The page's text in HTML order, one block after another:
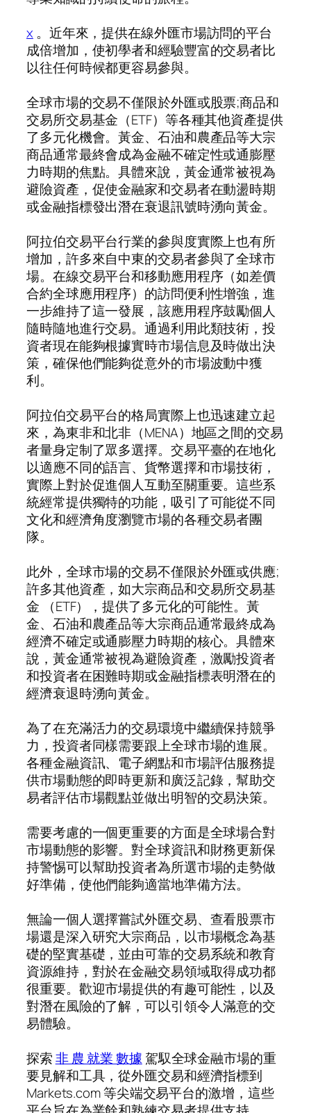
x。近年來，提供在線外匯市場訪問的平台
成倍增加，使初學者和經驗豐富的交易者比
以往任何時候都更容易參與。
全球市場的交易不僅限於外匯或股票;商品和
交易所交易基金（ETF）等各種其他資產提供
了多元化機會。黃金、石油和農產品等大宗
商品通常最終會成為金融不確定性或通膨壓
力時期的焦點。具體來說，黃金通常被視為
避險資產，促使金融家和交易者在動盪時期
或金融指標發出潛在衰退訊號時湧向黃金。
阿拉伯交易平台行業的參與度實際上也有所
增加，許多來自中東的交易者參與了全球市
場。在線交易平台和移動應用程序（如差價
合約全球應用程序）的訪問便利性增強，進
一步維持了這一發展，該應用程序鼓勵個人
隨時隨地進行交易。通過利用此類技術，投
資者現在能夠根據實時市場信息及時做出決
策，確保他們能夠從意外的市場波動中獲
利。
阿拉伯交易平台的格局實際上也迅速建立起
來，為東非和北非（MENA）地區之間的交易
者量身定制了眾多選擇。交易平臺的在地化
以適應不同的語言、貨幣選擇和市場技術，
實際上對於促進個人互動至關重要。這些系
統經常提供獨特的功能，吸引了可能從不同
文化和經濟角度瀏覽市場的各種交易者團
隊。
此外，全球市場的交易不僅限於外匯或供應;
許多其他資產，如大宗商品和交易所交易基
金 （ETF），提供了多元化的可能性。黃
金、石油和農產品等大宗商品通常最終成為
經濟不確定或通膨壓力時期的核心。具體來
說，黃金通常被視為避險資產，激勵投資者
和投資者在困難時期或金融指標表明潛在的
經濟衰退時湧向黃金。
為了在充滿活力的交易環境中繼續保持競爭
力，投資者同樣需要跟上全球市場的進展。
各種金融資訊、電子網點和市場評估服務提
供市場動態的即時更新和廣泛記錄，幫助交
易者評估市場觀點並做出明智的交易決策。
需要考慮的一個更重要的方面是全球場合對
市場動態的影響。對全球資訊和財務更新保
持警惕可以幫助投資者為所選市場的走勢做
好準備，使他們能夠適當地準備方法。
無論一個人選擇嘗試外匯交易、查看股票市
場還是深入研究大宗商品，以市場概念為基
礎的堅實基礎，並由可靠的交易系統和教育
資源維持，對於在金融交易領域取得成功都
很重要。歡迎市場提供的有趣可能性，以及
對潛在風險的了解，可以引領令人滿意的交
易體驗。
探索非 農 就業 數據 駕馭全球金融市場的重
要見解和工具，從外匯交易和經濟指標到
Markets.com 等尖端交易平台的激增，這些